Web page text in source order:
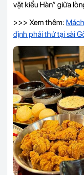
vặt kiểu Hàn” giữa
>>> Xem thêm:
định phải thử tại sài